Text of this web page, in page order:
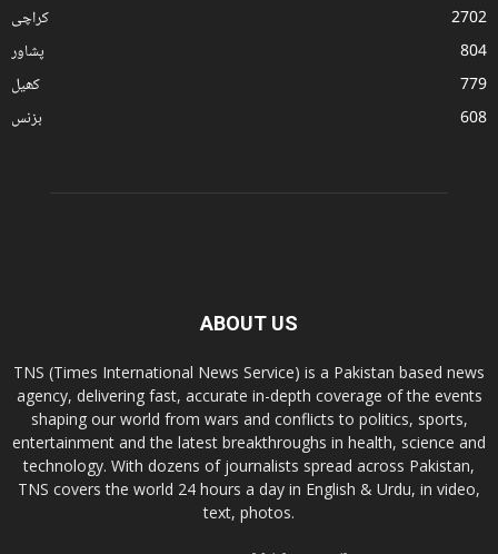
کراچی
2702
پشاور
804
کھیل
779
بزنس
608
ABOUT US
TNS (Times International News Service) is a Pakistan based news
agency, delivering fast, accurate in-depth coverage of the events
shaping our world from wars and conflicts to politics, sports,
entertainment and the latest breakthroughs in health, science and
technology. With dozens of journalists spread across Pakistan,
TNS covers the world 24 hours a day in English & Urdu, in video,
text, photos.